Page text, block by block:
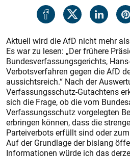
Aktuell wird die AfD nicht mehr
Es war zu lesen: „Der frühere
Bundesverfassungsgerichts,
Verbotsverfahren gegen die AfD
aussichtsreich.“ Nach der
Verfassungsschutz-Gutachtens
sich die Frage, ob die vom
Verfassungsschutz vorgelegten
erbringen können, dass die
Parteiverbots erfüllt sind oder
Auf der Grundlage der bislang
Informationen würde ich das